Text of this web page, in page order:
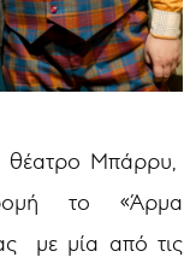
θέατρο Μπάρρυ,
το «Άρμα
με μία από τις